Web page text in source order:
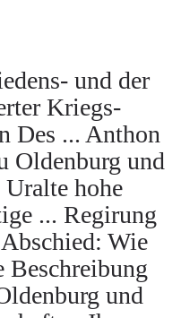
und der
Kriegs-
Des ... Anthon
Oldenburg und
hohe
... Regirung
Wie
Beschreibung
und